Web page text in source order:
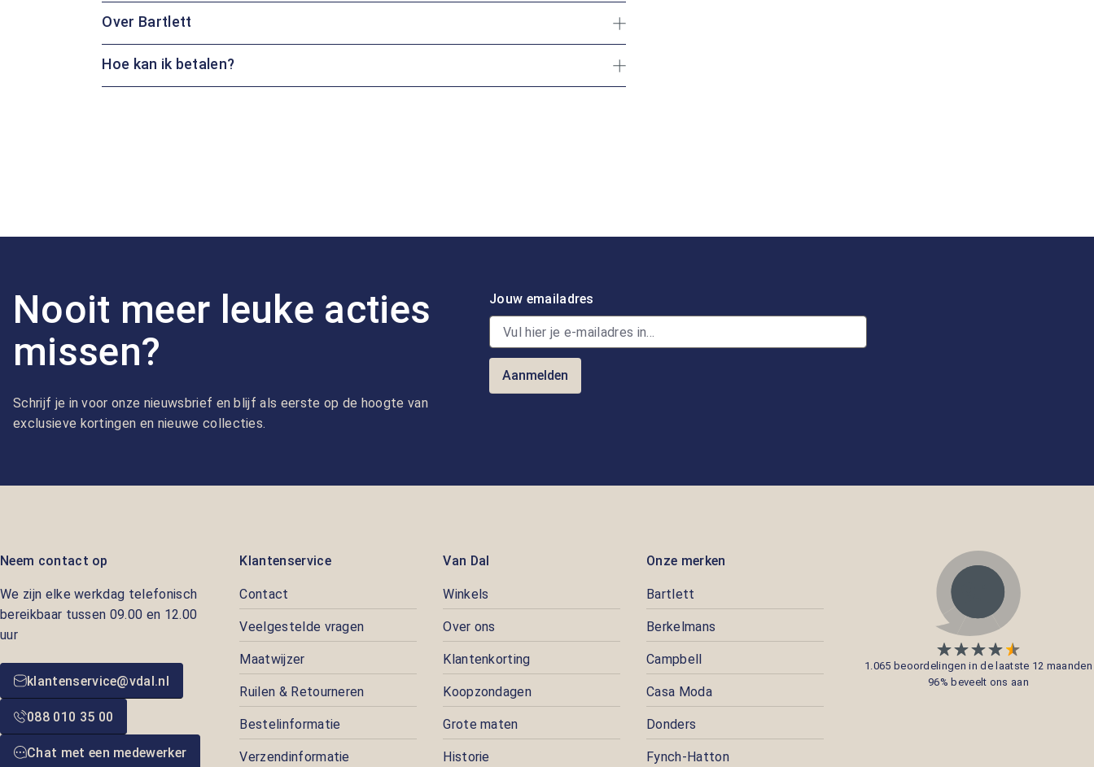
Over Bartlett
Hoe kan ik betalen?
Nooit meer leuke acties
missen?
Schrijf je in voor onze nieuwsbrief en blijf als eerste op de hoogte van
exclusieve kortingen en nieuwe collecties.
Jouw emailadres
Aanmelden
Neem contact op
We zijn elke werkdag telefonisch
bereikbaar tussen 09.00 en 12.00
uur
klantenservice@vdal.nl
088 010 35 00
Chat met een medewerker
Klantenservice
Contact
Veelgestelde vragen
Maatwijzer
Ruilen & Retourneren
Bestelinformatie
Verzendinformatie
Van Dal
Winkels
Over ons
Klantenkorting
Koopzondagen
Grote maten
Historie
Onze merken
Bartlett
Berkelmans
Campbell
Casa Moda
Donders
Fynch-Hatton
1.065 beoordelingen in de laatste 12 maanden
96% beveelt ons aan